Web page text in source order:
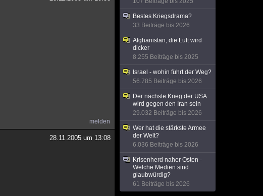
melden
28.11.2005 um 13:08
Bestes Kriegsdrama?
33 Beiträge bis 2026
Afghanistan, die Luft wird
dicker
8.255 Beiträge bis 2025
Israel - wohin führt der Weg?
56.785 Beiträge bis 2026
Der nächste Krieg der USA
wird gegen den Iran sein
29.032 Beiträge bis 2026
Wer hat die stärkste Armee
der Welt?
6.036 Beiträge bis 2026
Krisenherd naher Osten -
Welche Medien sind
glaubwürdig?
61 Beiträge bis 2026